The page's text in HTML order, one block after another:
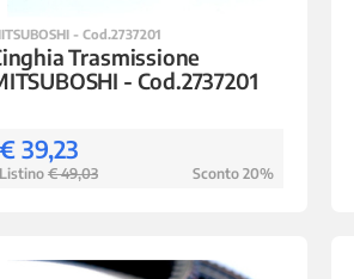
- Cod.2737201
Trasmissione
- Cod.2737201
39,23
€ 49,03 Sconto 20%